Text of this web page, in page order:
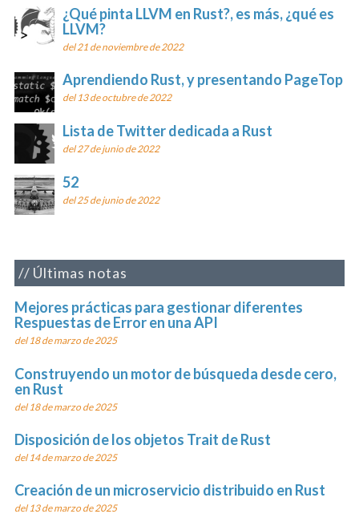
¿Qué pinta LLVM en Rust?, es más, ¿qué es
LLVM?
del 21 de noviembre de 2022
Aprendiendo Rust, y presentando PageTop
del 13 de octubre de 2022
Lista de Twitter dedicada a Rust
del 27 de junio de 2022
52
del 25 de junio de 2022
Últimas notas
Mejores prácticas para gestionar diferentes
Respuestas de Error en una API
del 18 de marzo de 2025
Construyendo un motor de búsqueda desde cero,
en Rust
del 18 de marzo de 2025
Disposición de los objetos Trait de Rust
del 14 de marzo de 2025
Creación de un microservicio distribuido en Rust
del 13 de marzo de 2025